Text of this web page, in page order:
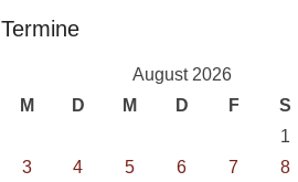
Termine
August 2026
M
D M D F S
1
3
4 5 6 7 8